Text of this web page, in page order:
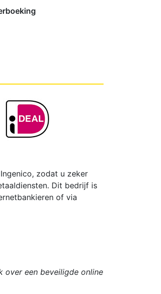
zodat u zeker
Dit bedrijf is
of via
over een beveiligde online